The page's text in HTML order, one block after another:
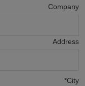
Company
Address
City*